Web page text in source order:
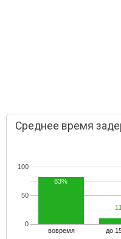
Среднее время
вовремя до
0
50
100
83%